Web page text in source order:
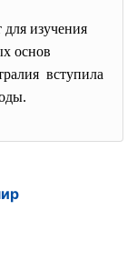
изучения
основ
вступила